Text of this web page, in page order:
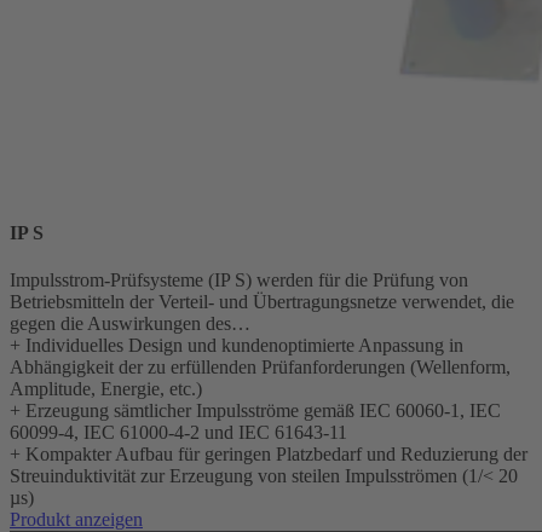
IP S
Impulsstrom-Prüfsysteme (IP S) werden für die Prüfung von
Betriebsmitteln der Verteil- und Übertragungsnetze verwendet, die
gegen die Auswirkungen des…
+ Individuelles Design und kundenoptimierte Anpassung in
Abhängigkeit der zu erfüllenden Prüfanforderungen (Wellenform,
Amplitude, Energie, etc.)
+ Erzeugung sämtlicher Impulsströme gemäß IEC 60060-1, IEC
60099-4, IEC 61000-4-2 und IEC 61643-11
+ Kompakter Aufbau für geringen Platzbedarf und Reduzierung der
Streuinduktivität zur Erzeugung von steilen Impulsströmen (1/< 20
µs)
Produkt anzeigen